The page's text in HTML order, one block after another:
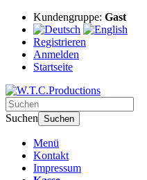
Kundengruppe: Gast
Registrieren
Anmelden
Startseite
Suchen Suchen
Menü
Kontakt
Impressum